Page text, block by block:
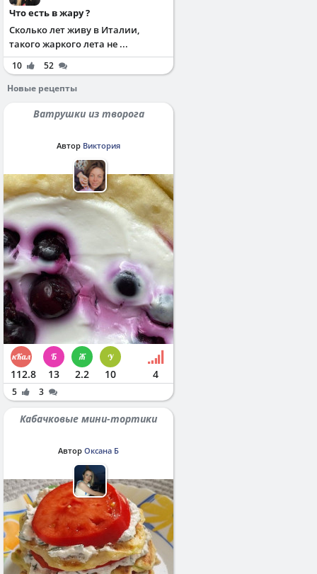
Что есть в жару ?
Сколько лет живу в Италии,
такого жаркого лета не ...
10
52
Новые рецепты
Ватрушки из творога
Автор Виктория
112.8 13 2.2 10 4
5 3
Кабачковые мини-тортики
Автор Оксана Б